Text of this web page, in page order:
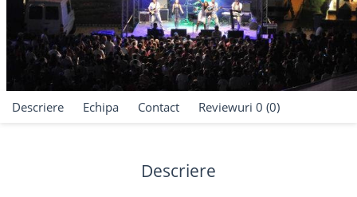
Descriere Echipa Contact Reviewuri 0 (0)
Descriere